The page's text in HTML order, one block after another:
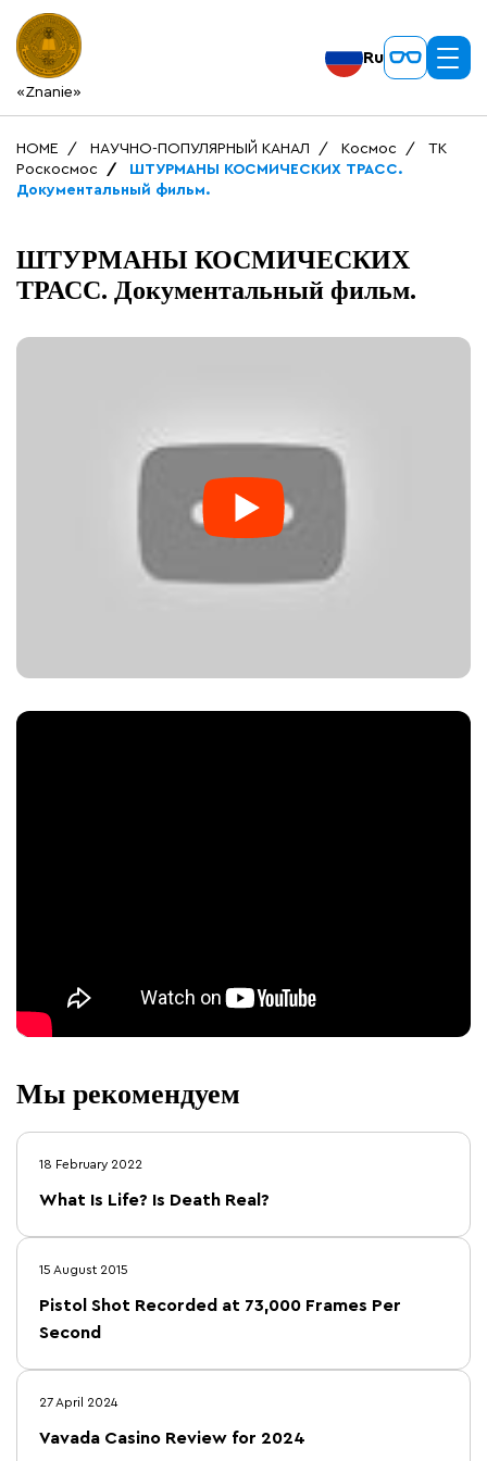
«Znanie»
Ru
HOME НАУЧНО-ПОПУЛЯРНЫЙ КАНАЛ Космос
ТК
Роскосмос
ШТУРМАНЫ КОСМИЧЕСКИХ ТРАСС.
Документальный фильм.
ШТУРМАНЫ КОСМИЧЕСКИХ
ТРАСС. Документальный фильм.
Мы рекомендуем
18 February 2022
What Is Life? Is Death Real?
15 August 2015
Pistol Shot Recorded at 73,000 Frames Per
Second
27 April 2024
Vavada Casino Review for 2024